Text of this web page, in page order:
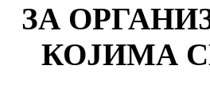
ЗА
КОЈИМА